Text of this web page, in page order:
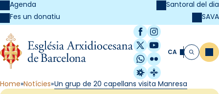
Agenda
Fes un donatiu
Santoral del dia
SAVA
Facebook
Instagram
X / Twitter
YouTube
WhatsApp
Flickr
Radio Estel
Catalunya
CA Cerca
Home Notícies Un grup de 20 capellans visita Manresa